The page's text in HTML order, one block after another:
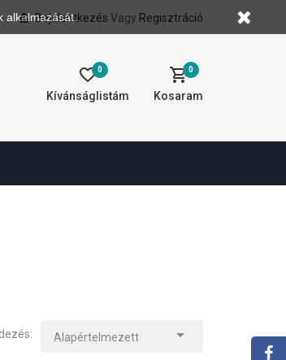
alkalmazását.
Bejelentkezés Vagy Regisztráció
0
Kosaram
0
Kívánságlistám
Alapértelmezett 